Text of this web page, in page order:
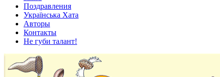
Поздравления
Українська Хата
Авторы
Контакты
Не губи талант!